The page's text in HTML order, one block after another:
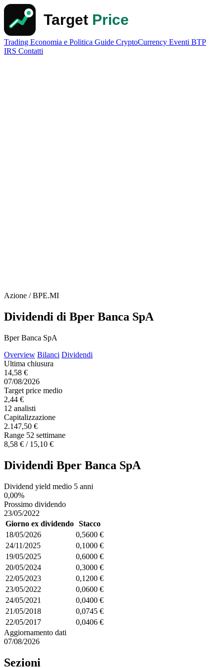
Trading Economia e Politica Guide CryptoCurrency Eventi BTP
IRS Contatti
Azione / BPE.MI
Dividendi di Bper Banca SpA
Bper Banca SpA
Overview Bilanci Dividendi
Ultima chiusura
14,58 €
07/08/2026
Target price medio
2,44 €
12 analisti
Capitalizzazione
2.147,50 €
Range 52 settimane
8,58 € / 15,10 €
Dividendi Bper Banca SpA
Dividend yield medio 5 anni
0,00%
Prossimo dividendo
23/05/2022
Giorno ex dividendo Stacco
18/05/2026
0,5600 €
24/11/2025
0,1000 €
19/05/2025
0,6000 €
20/05/2024
0,3000 €
22/05/2023
0,1200 €
23/05/2022
0,0600 €
24/05/2021
0,0400 €
21/05/2018
0,0745 €
22/05/2017
0,0406 €
Aggiornamento dati
07/08/2026
Sezioni